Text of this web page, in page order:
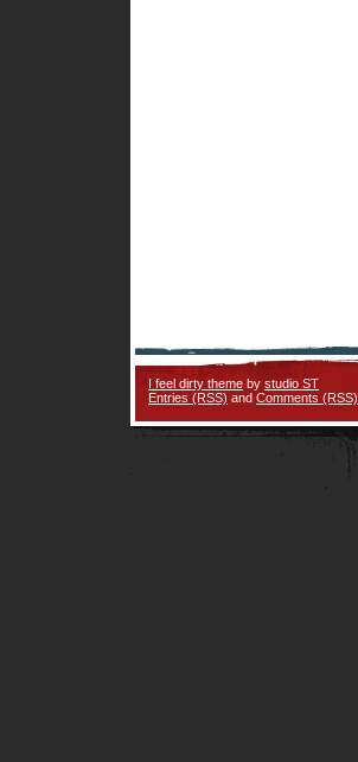
I feel dirty theme by studio ST
Entries (RSS) and Comments (RSS)